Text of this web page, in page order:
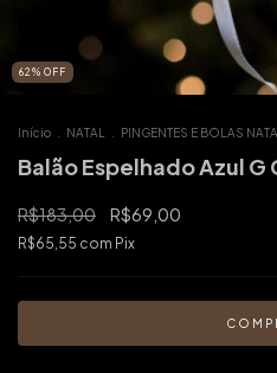
62 % OFF
Início NATAL PINGENTES E BOLAS
Balão Espelhado Azul G
R$183,00 R$69,00
R$65,55 com Pix